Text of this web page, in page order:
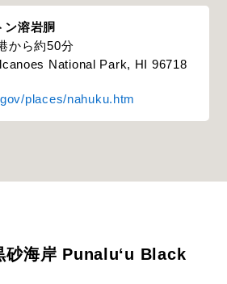
ン溶岩胴
から約50分
National Park, HI 96718
places/nahuku.htm
砂海岸 Punaluʻu Black